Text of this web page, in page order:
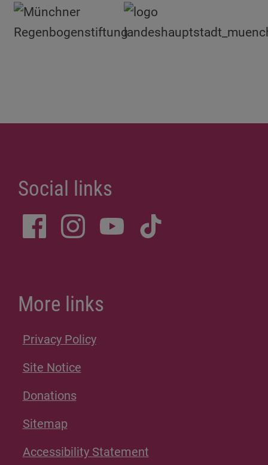
Social links
More links
Privacy Policy
Site Notice
Donations
Sitemap
Accessibility Statement